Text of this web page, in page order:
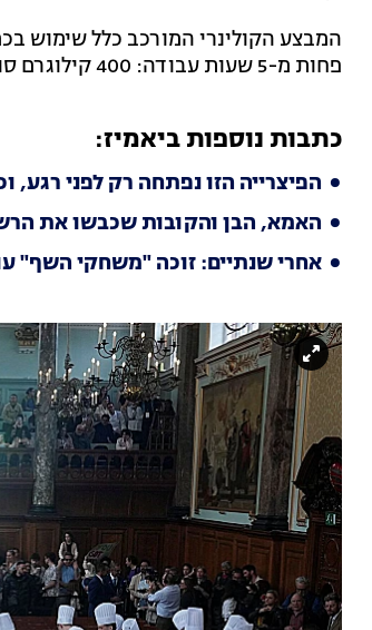
המבצע הקולינרי המורכב כלל שימוש
פחות מ-5 שעות עבודה: 400 קילוגרם סוכר, 300 קילוגרם קפה, יותר מ-3,000 ביצים ו-128 אלף ביסקוויטים.
כתבות נוספות ביאמיז:
הפיצרייה הזו נפתחה רק לפני רגע,
האמא, הבן והקובות שכבשו את
אחרי שנתיים: זוכה "משחקי השף"